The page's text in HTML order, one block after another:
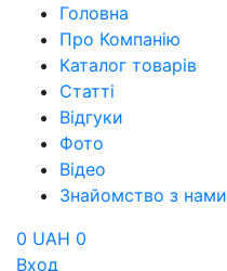
Головна
Про Компанію
Каталог товарів
Статті
Відгуки
Фото
Відео
Знайомство з нами
0 UAH 0
Вход